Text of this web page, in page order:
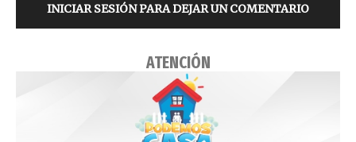
INICIAR SESIÓN PARA DEJAR UN COMENTARIO
ATENCIÓN